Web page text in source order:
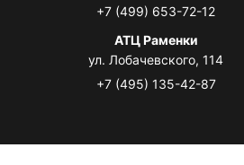
+7 (499) 653-72-12
АТЦ Раменки
ул. Лобачевского, 114
+7 (495) 135-42-87